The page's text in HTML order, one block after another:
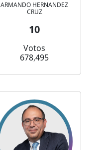
ARMANDO HERNANDEZ
CRUZ
10
Votos
678,495